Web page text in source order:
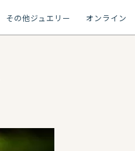
その他ジュエリー オンライン